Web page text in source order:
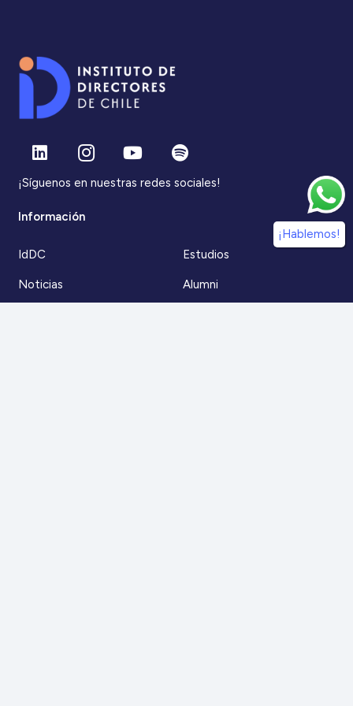
¡Síguenos en nuestras redes sociales!
Información
IdDC
Noticias
Estudios
Alumni
¡Hablemos!